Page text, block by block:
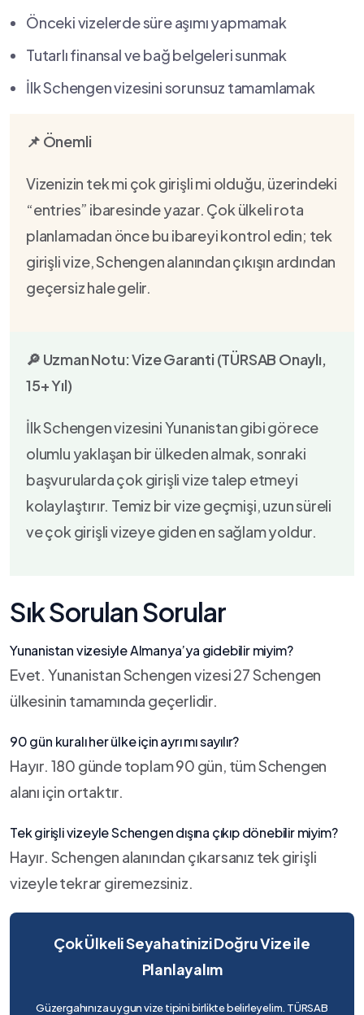
Önceki vizelerde süre aşımı yapmamak
Tutarlı finansal ve bağ belgeleri sunmak
İlk Schengen vizesini sorunsuz tamamlamak
📌 Önemli
Vizenizin tek mi çok girişli mi olduğu, üzerindeki
“entries” ibaresinde yazar. Çok ülkeli rota
planlamadan önce bu ibareyi kontrol edin; tek
girişli vize, Schengen alanından çıkışın ardından
geçersiz hale gelir.
🔎 Uzman Notu: Vize Garanti (TÜRSAB Onaylı,
15+ Yıl)
İlk Schengen vizesini Yunanistan gibi görece
olumlu yaklaşan bir ülkeden almak, sonraki
başvurularda çok girişli vize talep etmeyi
kolaylaştırır. Temiz bir vize geçmişi, uzun süreli
ve çok girişli vizeye giden en sağlam yoldur.
Sık Sorulan Sorular
Yunanistan vizesiyle Almanya’ya gidebilir miyim?
Evet. Yunanistan Schengen vizesi 27 Schengen
ülkesinin tamamında geçerlidir.
90 gün kuralı her ülke için ayrı mı sayılır?
Hayır. 180 günde toplam 90 gün, tüm Schengen
alanı için ortaktır.
Tek girişli vizeyle Schengen dışına çıkıp dönebilir miyim?
Hayır. Schengen alanından çıkarsanız tek girişli
vizeyle tekrar giremezsiniz.
Çok Ülkeli Seyahatinizi Doğru Vize ile
Planlayalım
Güzergahınıza uygun vize tipini birlikte belirleyelim. TÜRSAB